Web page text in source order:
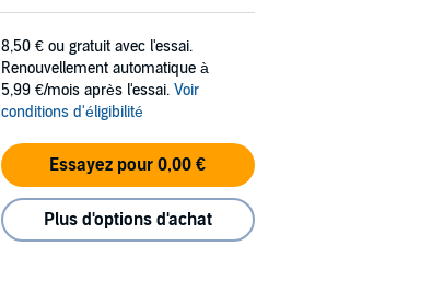
8,50 € ou gratuit avec l'essai.
Renouvellement automatique à
5,99 €/mois après l'essai. Voir
conditions d'éligibilité
Essayez pour 0,00 €
Plus d'options d'achat